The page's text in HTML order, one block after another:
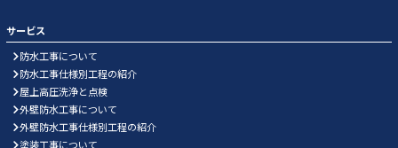
サービス
防水工事について
防水工事仕様別工程の紹介
屋上高圧洗浄と点検
外壁防水工事について
外壁防水工事仕様別工程の紹介
塗装工事について